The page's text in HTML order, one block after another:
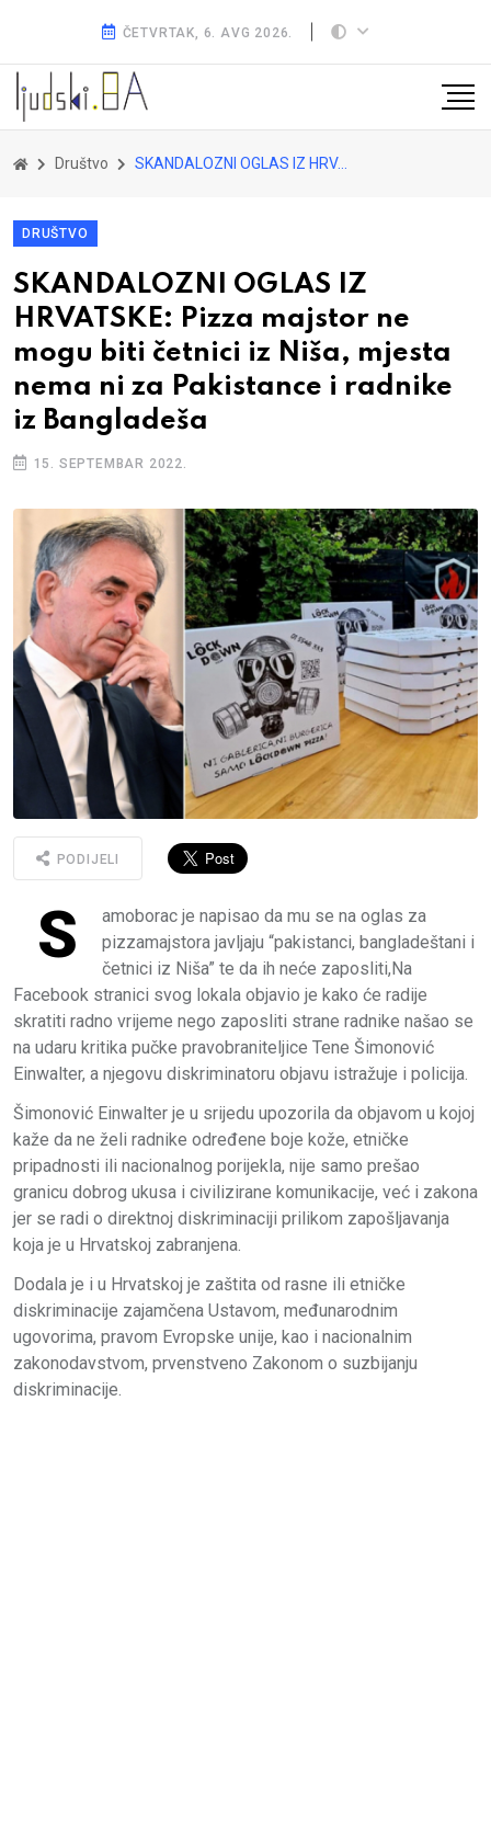
ČETVRTAK, 6. AVG 2026.
Društvo SKANDALOZNI OGLAS IZ HRVATSKE: Pizza majstor ne mogu biti četnici iz Niša, mjesta nema ni za Pakistance i radnike iz Bangladeša
DRUŠTVO
SKANDALOZNI OGLAS IZ
HRVATSKE: Pizza majstor ne
mogu biti četnici iz Niša, mjesta
nema ni za Pakistance i radnike
iz Bangladeša
15. SEPTEMBAR 2022.
PODIJELI
S
amoborac je napisao da mu se na oglas za
pizzamajstora javljaju “pakistanci, bangladeštani i
četnici iz Niša” te da ih neće zaposliti,Na
Facebook stranici svog lokala objavio je kako će radije
skratiti radno vrijeme nego zaposliti strane radnike našao se
na udaru kritika pučke pravobraniteljice Tene Šimonović
Einwalter, a njegovu diskriminatoru objavu istražuje i policija.
Šimonović Einwalter je u srijedu upozorila da objavom u kojoj
kaže da ne želi radnike određene boje kože, etničke
pripadnosti ili nacionalnog porijekla, nije samo prešao
granicu dobrog ukusa i civilizirane komunikacije, već i zakona
jer se radi o direktnoj diskriminaciji prilikom zapošljavanja
koja je u Hrvatskoj zabranjena.
Dodala je i u Hrvatskoj je zaštita od rasne ili etničke
diskriminacije zajamčena Ustavom, međunarodnim
ugovorima, pravom Evropske unije, kao i nacionalnim
zakonodavstvom, prvenstveno Zakonom o suzbijanju
diskriminacije.